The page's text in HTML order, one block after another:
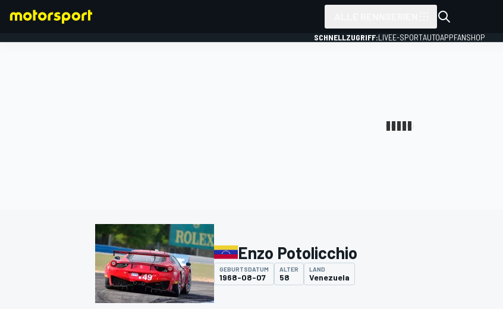
SCHNELLZUGRIFF:LIVEE-SPORTAUTOAPPFANSHOP
Enzo Potolicchio
GEBURTSDATUM
1968-08-07
ALTER
58
LAND
Venezuela